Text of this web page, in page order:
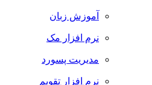
آموزش زبان
نرم افزار مک
مدیریت پسورد
نرم افزار تقویم